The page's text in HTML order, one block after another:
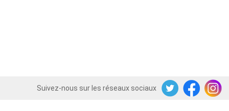
Suivez-nous sur les réseaux sociaux
TwitterFacebookInstagram